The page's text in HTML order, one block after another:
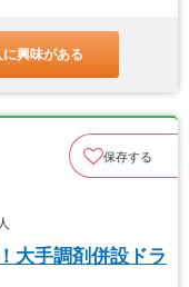
に興味がある
保存する
大手調剤併設ドラ